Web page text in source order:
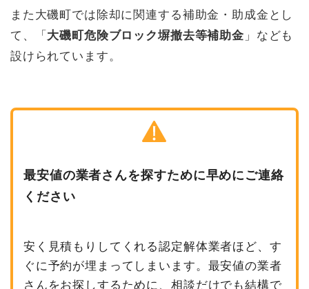
また大磯町では除却に関連する補助金・助成金とし
て、「 大磯町危険ブロック塀撤去等補助金 」なども
設けられています。
最安値の業者さんを探すために早めにご連絡
ください
安く見積もりしてくれる認定解体業者ほど、す
ぐに予約が埋まってしまいます。最安値の業者
さんをお探しするために、相談だけでも結構で